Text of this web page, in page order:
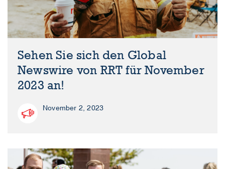
Sehen Sie sich den Global
Newswire von RRT für November
2023 an!
November 2, 2023